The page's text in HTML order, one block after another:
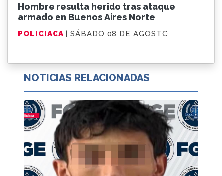
Hombre resulta herido tras ataque
armado en Buenos Aires Norte
POLICIACA | SÁBADO 08 DE AGOSTO
NOTICIAS RELACIONADAS